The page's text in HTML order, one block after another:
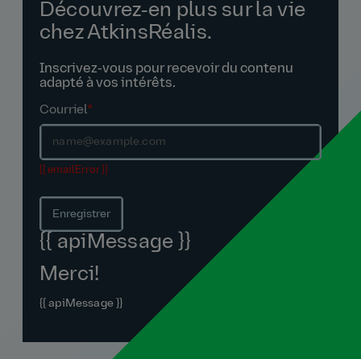
Découvrez‑en plus sur la vie
chez AtkinsRéalis.
Inscrivez‑vous pour recevoir du contenu
adapté à vos intérêts.
Courriel*
{{ emailError }}
Enregistrer
{{ apiMessage }}
Merci!
{{ apiMessage }}